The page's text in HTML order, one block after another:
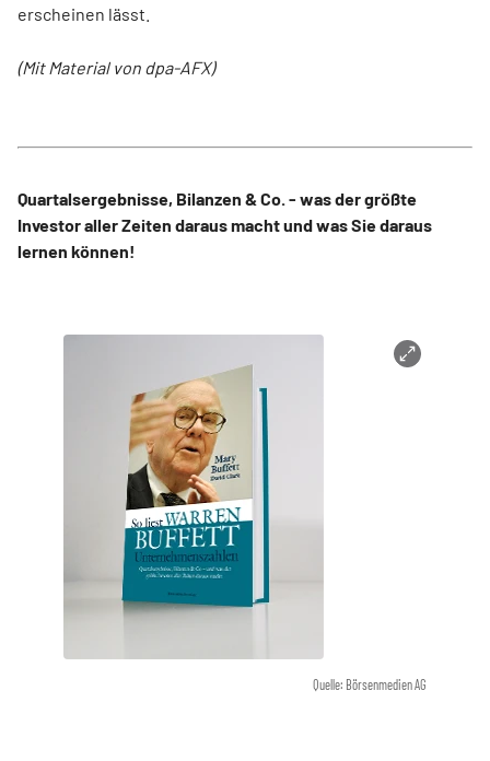
erscheinen lässt.
(Mit Material von dpa-AFX)
Quartalsergebnisse, Bilanzen & Co. - was der größte
Investor aller Zeiten daraus macht und was Sie daraus
lernen können!
Quelle: Börsenmedien AG